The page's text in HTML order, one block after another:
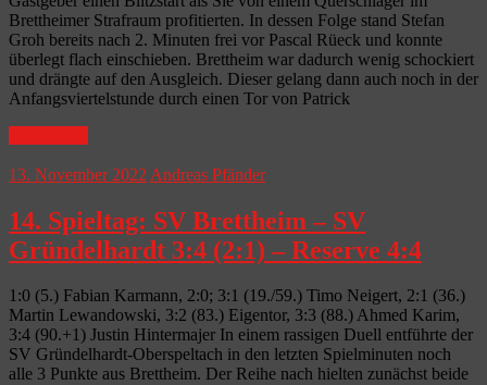
Brettheimer Strafraum profitierten. In dessen Folge stand Stefan
Groh bereits nach 2. Minuten frei vor Pascal Rüeck und konnte
überlegt flach einschieben. Brettheim war dadurch wenig schockiert
und drängte auf den Ausgleich. Dieser gelang dann auch noch in der
Anfangsviertelstunde durch einen Tor von Patrick
13. November 2022 Andreas Pfänder
14. Spieltag: SV Brettheim – SV
Gründelhardt 3:4 (2:1) – Reserve 4:4
1:0 (5.) Fabian Karmann, 2:0; 3:1 (19./59.) Timo Neigert, 2:1 (36.)
Martin Lewandowski, 3:2 (83.) Eigentor, 3:3 (88.) Ahmed Karim,
3:4 (90.+1) Justin Hintermajer In einem rassigen Duell entführte der
SV Gründelhardt-Oberspeltach in den letzten Spielminuten noch
alle 3 Punkte aus Brettheim. Der Reihe nach hielten zunächst beide